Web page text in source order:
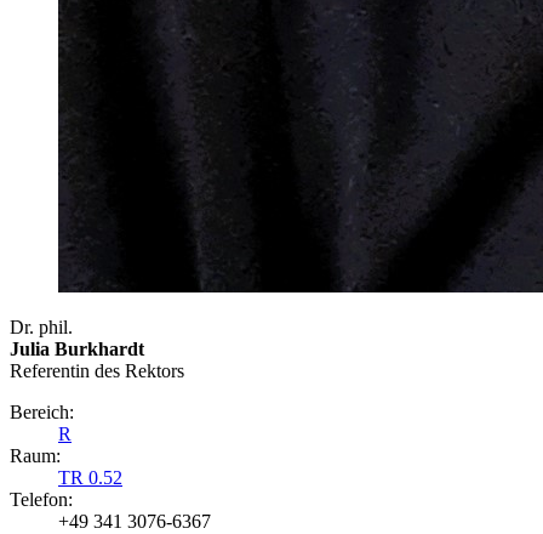
Dr. phil.
Julia Burkhardt
Referentin des Rektors
Bereich:
R
Raum:
TR 0.52
Telefon:
+49 341 3076-6367